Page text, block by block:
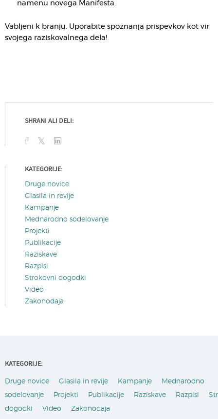
namenu novega Manifesta.
Vabljeni k branju. Uporabite spoznanja prispevkov kot vir
svojega raziskovalnega dela!
SHRANI ALI DELI:
KATEGORIJE:
Druge novice
Glasila in revije
Kampanje
Mednarodno sodelovanje
Projekti
Publikacije
Raziskave
Razpisi
Strokovni dogodki
Video
Zakonodaja
KATEGORIJE:
Druge novice Glasila in revije Kampanje
Mednarodno
sodelovanje
Projekti Publikacije Raziskave Razpisi
dogodki
Video Zakonodaja